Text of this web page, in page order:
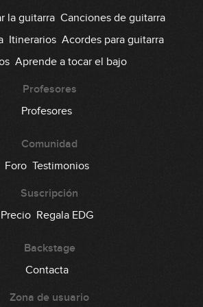
la guitarra Canciones de guitarra
Itinerarios Acordes para guitarra
Aprende a tocar el bajo
Profesores
Profesores
Comunidad
Foro Testimonios
Suscripción
Precio Regala EDG
Backstage
Contacta
Zona de usuario